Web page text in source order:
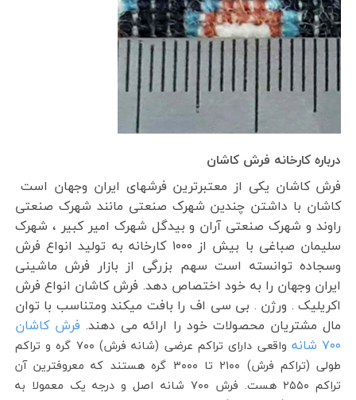
درباره کارخانه فرش کاشان
فرش کاشان یکی از معتبرترین فرشهای ایران وجهان است
کاشان با داشتن چندین شهرک صنعتی مانند شهرک صنعتی
راوند و شهرک صنعتی آران و بیدگل شهرک امیر کبیر ، شهرک
سلیمان صباغی با بیش از ۱۰۰۰ کارخانه به تولید انواع فرش
وسجاده توانسته است سهم بزرگی از بازار فرش ماشینی
ایران وجهان را به خود اختصاص دهد. فرش کاشان انواع فرش
اکریلیک . ورژن . بی سی اف را بافت میکند ومتناسب با توان
مال مشتریان محصولات خود را ارائه می دهند. فرش کاشان
۷۰۰ شانه
واقعی دارای تراکم عرضی (شانه فرش) ۷۰۰ گره و تراکم
طولی (تراکم فرش) ۲۱۰۰ تا ۳۰۰۰ گره هستند که معروفترین آن
تراکم ۲۵۵۰ هست. فرش ۷۰۰ شانه اصل و درجه یک معمولا به